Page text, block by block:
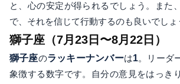
と、心の安定が得られるでしょう。また
で、それを信じて行動するのも良いでしょ
獅子座（7月23日〜8月22日）
獅子座のラッキーナンバーは1。リーダ
象徴する数字です。自分の意見をはっき